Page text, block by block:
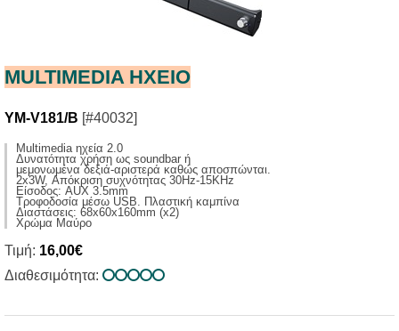
MULTIMEDIA HXΕΙΟ
YM-V181/B [#40032]
Multimedia ηχεία 2.0
Δυνατότητα χρήση ως soundbar ή
μεμονωμένα δεξιά-αριστερά καθώς αποσπώνται.
2x3W, Απόκριση συχνότητας 30Hz-15KHz
Είσοδος: AUX 3.5mm
Τροφοδοσία μέσω USB. Πλαστική καμπίνα
Διαστάσεις: 68x60x160mm (x2)
Χρώμα Μαύρο
Τιμή: 16,00€
Διαθεσιμότητα: